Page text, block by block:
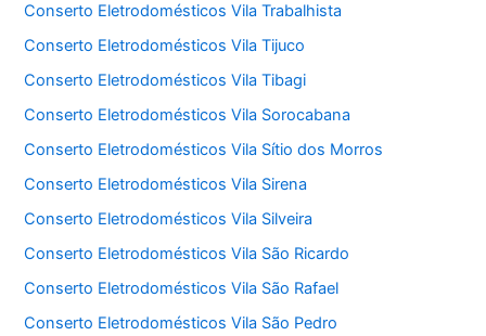
Conserto Eletrodomésticos Vila Trabalhista
Conserto Eletrodomésticos Vila Tijuco
Conserto Eletrodomésticos Vila Tibagi
Conserto Eletrodomésticos Vila Sorocabana
Conserto Eletrodomésticos Vila Sítio dos Morros
Conserto Eletrodomésticos Vila Sirena
Conserto Eletrodomésticos Vila Silveira
Conserto Eletrodomésticos Vila São Ricardo
Conserto Eletrodomésticos Vila São Rafael
Conserto Eletrodomésticos Vila São Pedro